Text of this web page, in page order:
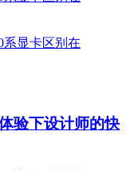
验下设计师的快